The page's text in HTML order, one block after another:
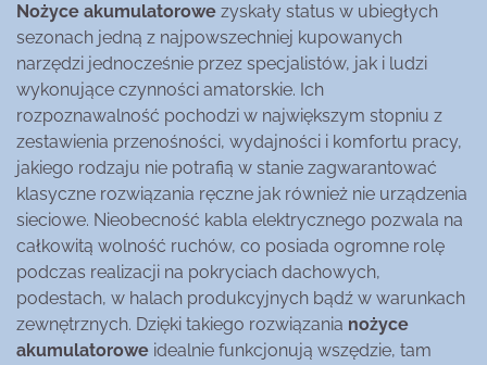
Nożyce akumulatorowe zyskały status w ubiegłych
sezonach jedną z najpowszechniej kupowanych
narzędzi jednocześnie przez specjalistów, jak i ludzi
wykonujące czynności amatorskie. Ich
rozpoznawalność pochodzi w największym stopniu z
zestawienia przenośności, wydajności i komfortu pracy,
jakiego rodzaju nie potrafią w stanie zagwarantować
klasyczne rozwiązania ręczne jak również nie urządzenia
sieciowe. Nieobecność kabla elektrycznego pozwala na
całkowitą wolność ruchów, co posiada ogromne rolę
podczas realizacji na pokryciach dachowych,
podestach, w halach produkcyjnych bądź w warunkach
zewnętrznych. Dzięki takiego rozwiązania nożyce
akumulatorowe idealnie funkcjonują wszędzie, tam